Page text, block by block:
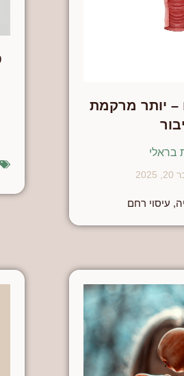
– יותר מרקמת
בראלי
, עיסוי רחם